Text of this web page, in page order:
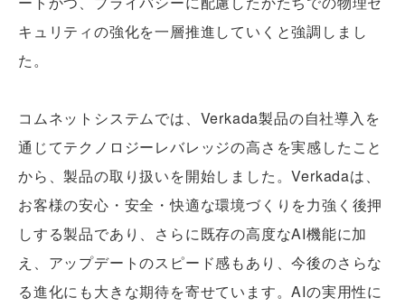
キュリティの強化を一層推進していくと強調しまし
た。
コムネットシステムでは、Verkada製品の自社導入を
通じてテクノロジーレバレッジの高さを実感したこと
から、製品の取り扱いを開始しました。Verkadaは、
お客様の安心・安全・快適な環境づくりを力強く後押
しする製品であり、さらに既存の高度なAI機能に加
え、アップデートのスピード感もあり、今後のさらな
る進化にも大きな期待を寄せています。AIの実用性に